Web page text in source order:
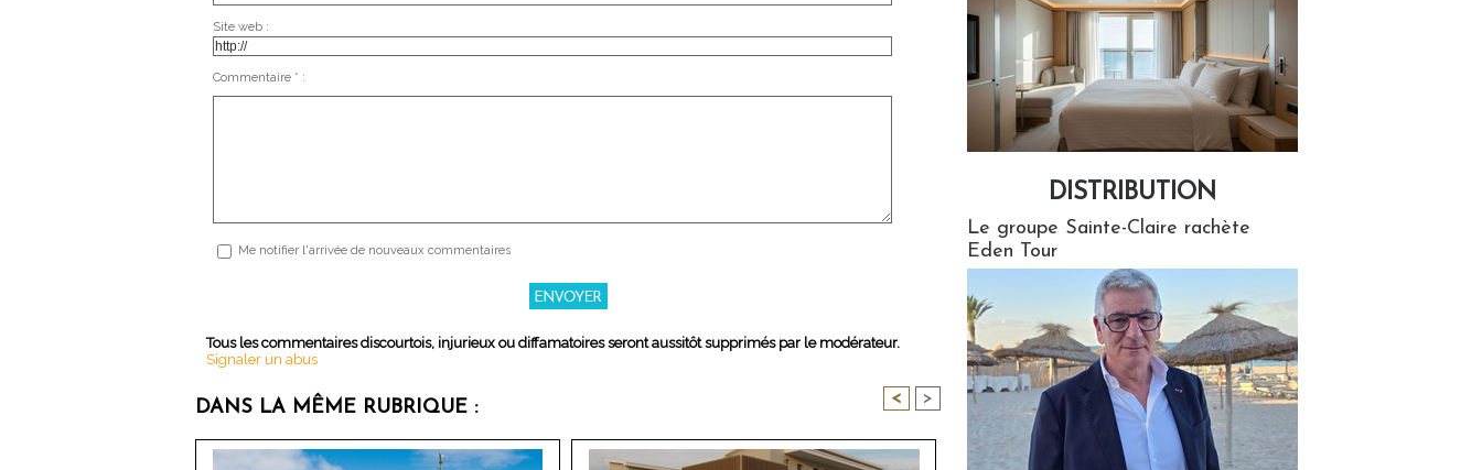
Site web :
Commentaire * :
Me notifier l'arrivée de nouveaux commentaires
Tous les commentaires discourtois, injurieux ou diffamatoires seront aussitôt supprimés par le modérateur.
Signaler un abus
DANS LA MÊME RUBRIQUE : < >
DISTRIBUTION
Le groupe Sainte-Claire rachète
Eden Tour